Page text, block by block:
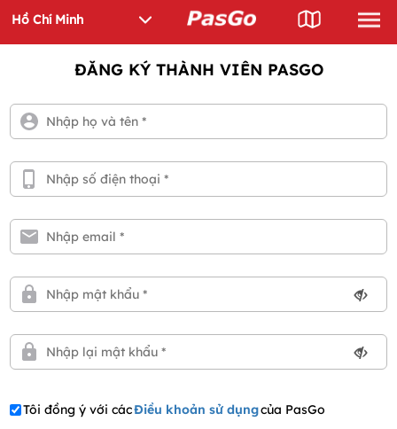
ĐĂNG KÝ THÀNH VIÊN PASGO
Tôi đồng ý với cácĐiều khoản sử dụngcủa PasGo